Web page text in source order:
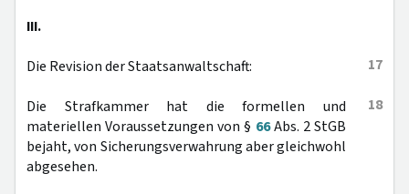
III.
17
Die Revision der Staatsanwaltschaft:
18
Die Strafkammer hat die formellen und
materiellen Voraussetzungen von § 66Abs. 2 StGB
bejaht, von Sicherungsverwahrung aber gleichwohl
abgesehen.